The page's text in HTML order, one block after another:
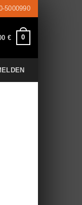
5000990
€ 0